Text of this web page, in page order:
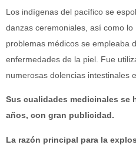
Los indígenas del pacífico se
danzas ceremoniales, así como
problemas médicos se empleaba
enfermedades de la piel. Fue
numerosas dolencias intestinales
Sus cualidades medicinales se
años, con gran publicidad.
La razón principal para la